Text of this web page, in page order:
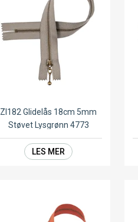
ZI182 Glidelås 18cm 5mm
Støvet Lysgrønn 4773
LES MER